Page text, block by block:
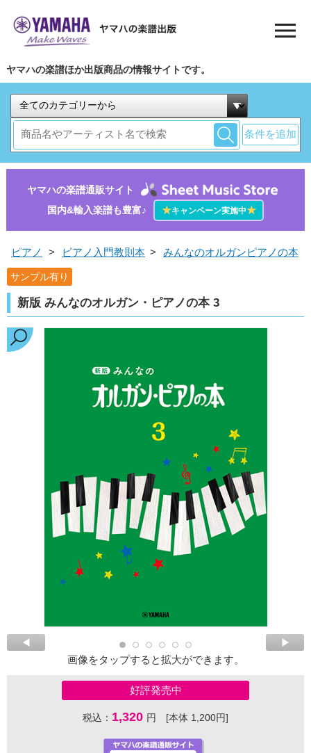
ヤマハの楽譜ほか出版商品の情報サイトです。
条件を追加
ヤマハの楽譜通販サイト
国内&輸入楽譜も豊富♪
★キャンペーン実施中★
ピアノ > ピアノ入門教則本 > みんなのオルガンピアノの本
サンプル有り
新版 みんなのオルガン・ピアノの本 3
画像をタップすると拡大ができます。
好評発売中
税込： 1,320 円 [本体 1,200円]